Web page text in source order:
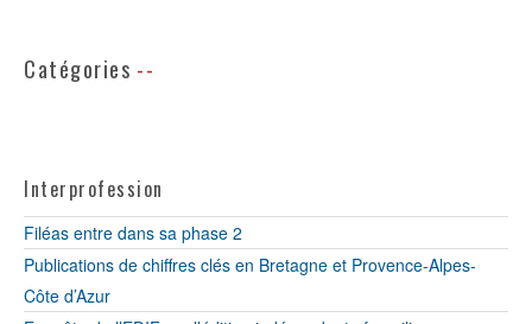
Catégories
Interprofession
Filéas entre dans sa phase 2
Publications de chiffres clés en Bretagne et Provence-Alpes-
Côte d’Azur